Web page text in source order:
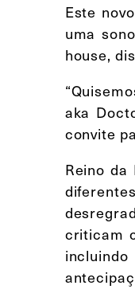
Este
uma
house,
aka
convite
Reino
criticam